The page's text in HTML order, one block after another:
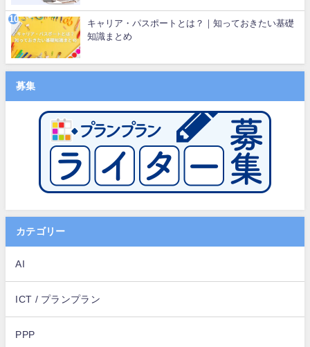
キャリア・パスポートとは？｜知っておきたい基礎
知識まとめ
募集
カテゴリー
AI
ICT / プランプラン
PPP